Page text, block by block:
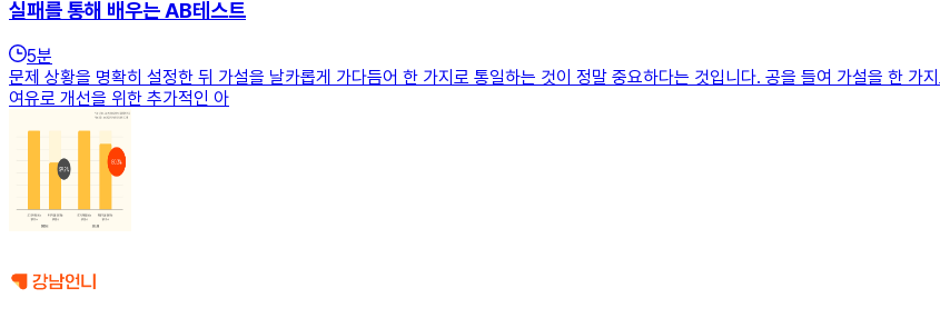
실패를 통해 배우는 AB테스트
5분
문제 상황을 명확히 설정한 뒤 가설을 날카롭게 가다듬어 한 가지로 통일하는 것이 정말 중요하다는 것입니다. 공을 들여 가설을 한 가
여유로 개선을 위한 추가적인 아